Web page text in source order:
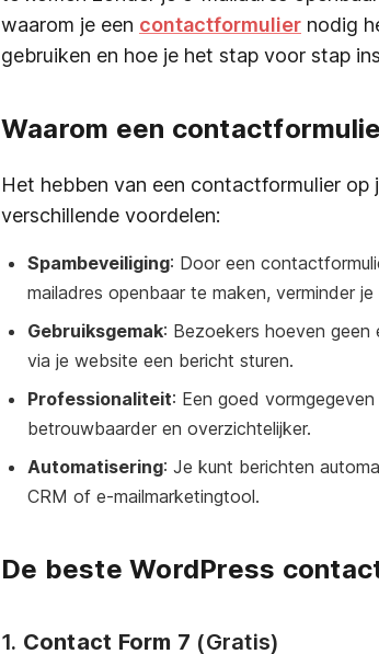
waarom je een contactformulier nodig
gebruiken en hoe je het stap voor stap
Waarom een
Het hebben van een contactformulier op
verschillende voordelen:
Spambeveiliging: Door een
mailadres openbaar te maken, verminder
Gebruiksgemak: Bezoekers hoeven
via je website een bericht sturen.
Professionaliteit: Een goed
betrouwbaarder en overzichtelijker.
Automatisering: Je kunt berichten
CRM of e-mailmarketingtool.
De beste WordPress
1. Contact Form 7 (Gratis)